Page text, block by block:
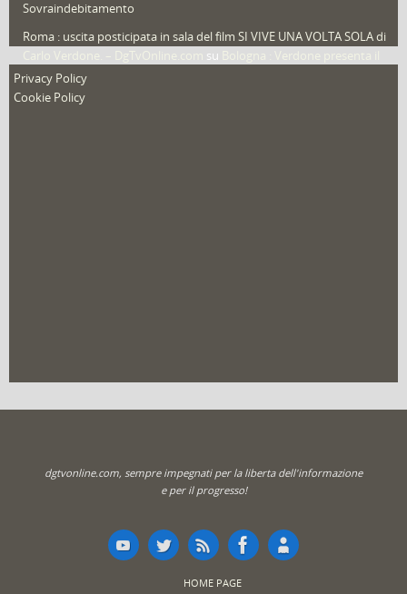
Sovraindebitamento
Roma : uscita posticipata in sala del film SI VIVE UNA VOLTA SOLA di
su
nuovo film
Privacy Policy
Cookie Policy
dgtvonline.com, sempre impegnati per la liberta dell'informazione
e per il progresso!
HOME PAGE